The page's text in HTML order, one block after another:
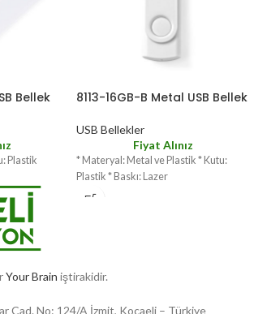
Bellek
Plastik
8113-16GB-B Metal USB Bellek
USB Bellekler
Fiyat Alınız
* Materyal: Metal ve Plastik * Kutu:
Plastik * Baskı: Lazer
Your Brain iştirakidir.
Cad. No: 124/A İzmit, Kocaeli – Türkiye